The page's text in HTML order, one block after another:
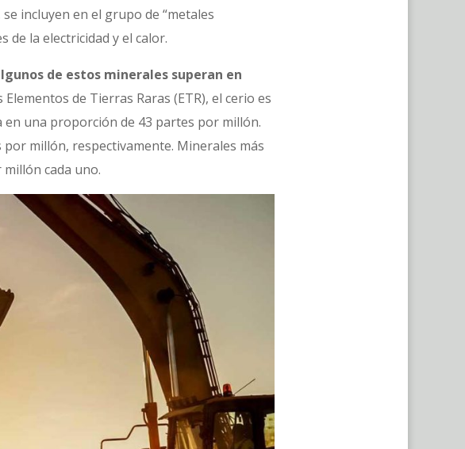
incluyen en el grupo de “metales
de la electricidad y el calor.
de estos minerales superan en
de Tierras Raras (ETR), el cerio es
una proporción de 43 partes por millón.
millón, respectivamente. Minerales más
cada uno.